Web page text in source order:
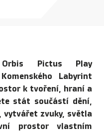
Orbis Pictus Play
Labyrint
k tvoření, hraní a
stát součástí dění,
vytvářet zvuky, světla
prostor vlastním